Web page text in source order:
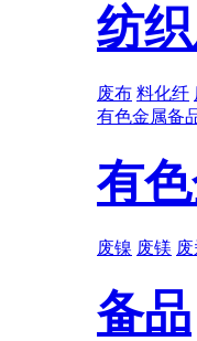
纺
废布 料化纤
有色金属备
有
废镍 废镁
备品